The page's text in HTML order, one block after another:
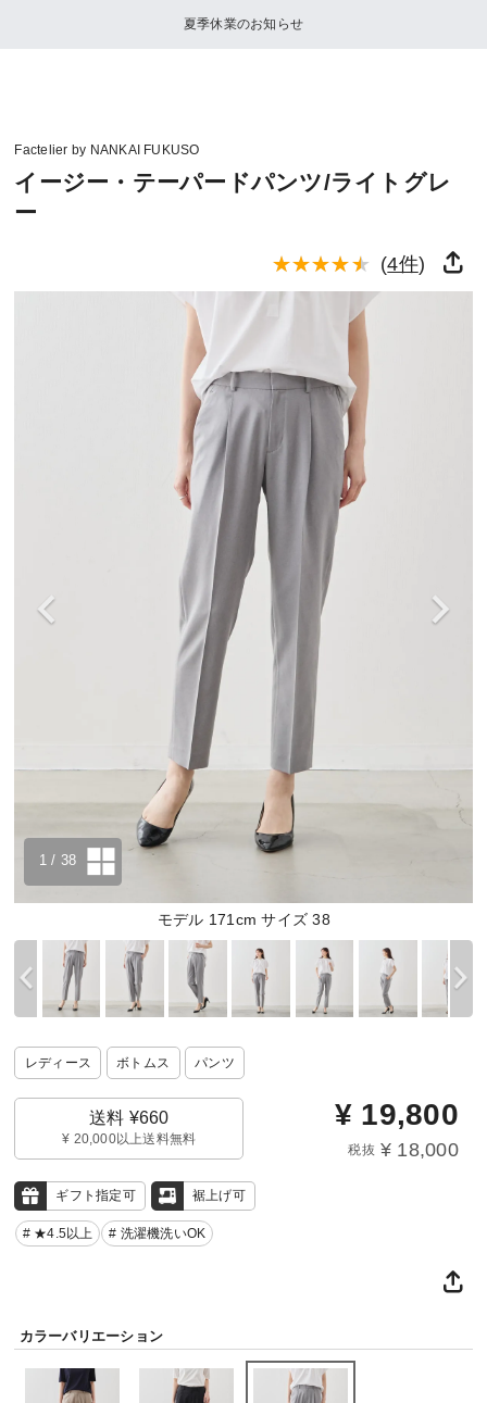
夏季休業のお知らせ
Factelier by NANKAI FUKUSO
イージー・テーパードパンツ/ライトグレ
ー
(4件)
モデル 171cm サイズ 38
1 / 38
レディース ボトムス パンツ
送料 ¥660
¥ 20,000以上送料無料
¥ 19,800
税抜 ¥ 18,000
ギフト指定可 裾上げ可
# ★4.5以上 # 洗濯機洗いOK
カラーバリエーション